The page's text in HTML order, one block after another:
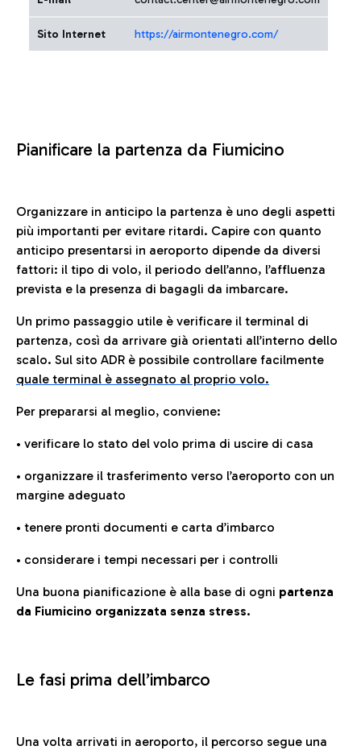
Sito Internet https://airmontenegro.com/
Pianificare la partenza da Fiumicino
Organizzare in anticipo la partenza è uno degli aspetti
più importanti per evitare ritardi. Capire con quanto
anticipo presentarsi in aeroporto dipende da diversi
fattori: il tipo di volo, il periodo dell’anno, l’affluenza
prevista e la presenza di bagagli da imbarcare.
Un primo passaggio utile è verificare il terminal di
partenza, così da arrivare già orientati all’interno dello
scalo. Sul sito ADR è possibile controllare facilmente
quale terminal è assegnato al proprio volo.
Per prepararsi al meglio, conviene:
• verificare lo stato del volo prima di uscire di casa
• organizzare il trasferimento verso l’aeroporto con un
margine adeguato
• tenere pronti documenti e carta d’imbarco
• considerare i tempi necessari per i controlli
Una buona pianificazione è alla base di ogni partenza
da Fiumicino organizzata senza stress.
Le fasi prima dell’imbarco
Una volta arrivati in aeroporto, il percorso segue una